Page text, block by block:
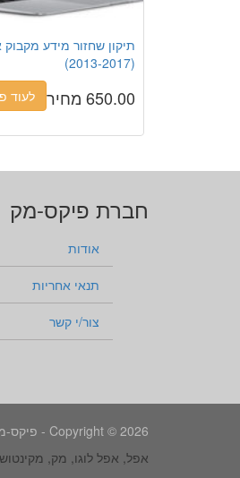
(2013-2017)
לעוד
650.00 מחיר
חברת פיקס-מק
אודות
תנאי אחריות
צור/י קשר
Copyright © 2026 - פיקס-מק - Fix-mac.com (תיקון אפל).
אפל, אפל לוגו, מק,